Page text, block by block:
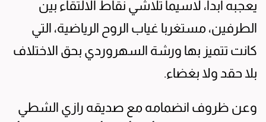
يعجبه أبدا، لاسيما تلاشي نقاط الالتقاء بين
الطرفين، مستغربا غياب الروح الرياضية، التي
كانت تتميز بها ورشة السهروردي بحق الاختلاف
بلا حقد ولا بغضاء.
وعن ظروف انضمامه مع صديقه رازي الشطي